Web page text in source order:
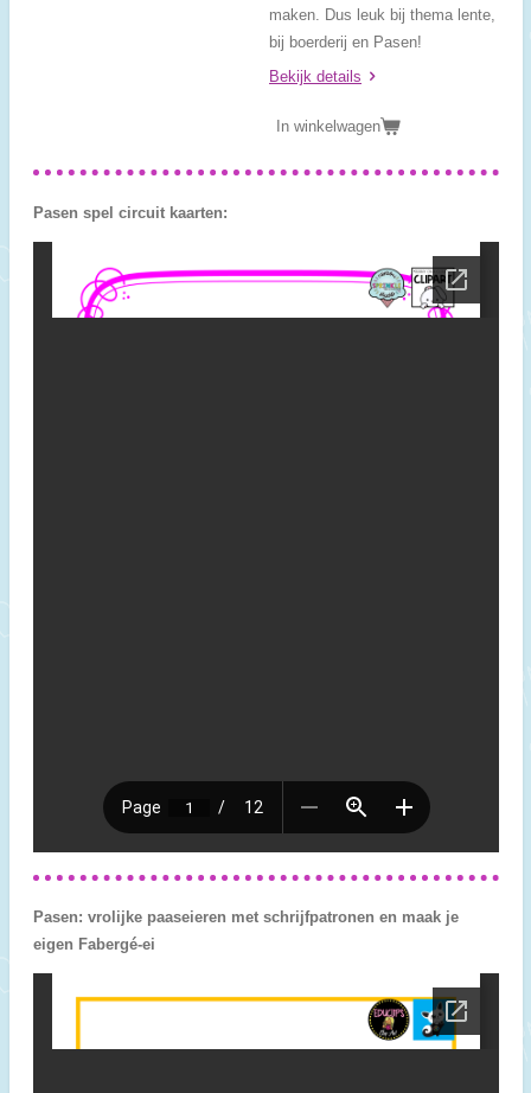
maken. Dus leuk bij thema lente,
bij boerderij en Pasen!
Bekijk details
In winkelwagen
Pasen spel circuit kaarten:
Pasen: vrolijke paaseieren met schrijfpatronen en maak je
eigen Fabergé-ei